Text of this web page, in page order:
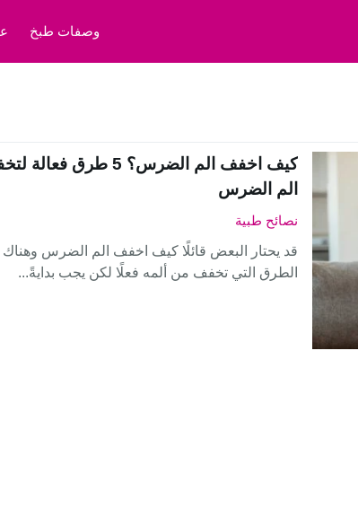
وصفات طبخ
كيف اخفف الم الضرس؟ 5 طرق
الم الضرس
نصائح طبية
قد يحتار البعض قائلًا كيف اخفف الم الضرس
الطرق التي تخفف من ألمه فعلًا لكن يجب بدايةً...